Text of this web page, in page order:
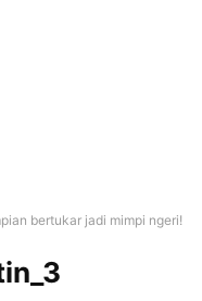
bertukar jadi mimpi ngeri!